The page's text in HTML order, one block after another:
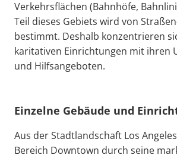
Verkehrsflächen (Bahnhöfe,
Teil dieses Gebiets wird von
bestimmt. Deshalb konzentrieren
karitativen Einrichtungen mit ihren
und Hilfsangeboten.
Einzelne Gebäude und
Aus der Stadtlandschaft Los
Bereich Downtown durch seine